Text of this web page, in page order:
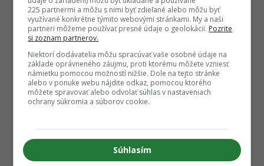
225 partnermi a môžu s nimi byť zdieľané alebo môžu byť
využívané konkrétne týmito webovými stránkami. My a naši
partneri môžeme používať presné údaje o geolokácii. Pozrite
si zoznam partnerov.
Niektorí dodávatelia môžu spracúvať vaše osobné údaje na
základe oprávneného záujmu, proti ktorému môžete vzniesť
námietku pomocou možností nižšie. Dole na tejto stránke
alebo v ponuke webu nájdite odkaz, pomocou ktorého
môžete spravovať alebo odvolať súhlas v nastaveniach
ochrany súkromia a súborov cookie.
Súhlasím